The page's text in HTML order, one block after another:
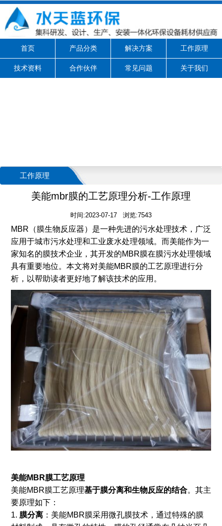
首页 产品分类 解决方案 工作原理
技术资料 合作伙伴 常见问题 关于我们
工作原理
美能mbr膜的工艺原理分析-工作原理
时间:2023-07-17 浏览:7543
MBR（膜生物反应器）是一种先进的污水处理技术，广泛
应用于城市污水处理和工业废水处理领域。而美能作为一
家知名的膜技术企业，其开发的MBR膜在膜污水处理领域
具有重要地位。本文将对美能MBR膜的工艺原理进行分
析，以帮助读者更好地了解该技术的应用。
美能MBR膜工艺原理
美能MBR膜工艺原理基于膜分离和生物反应的结合。其主
要原理如下：
1. 膜分离：美能MBR膜采用微孔膜技术，通过特殊的膜